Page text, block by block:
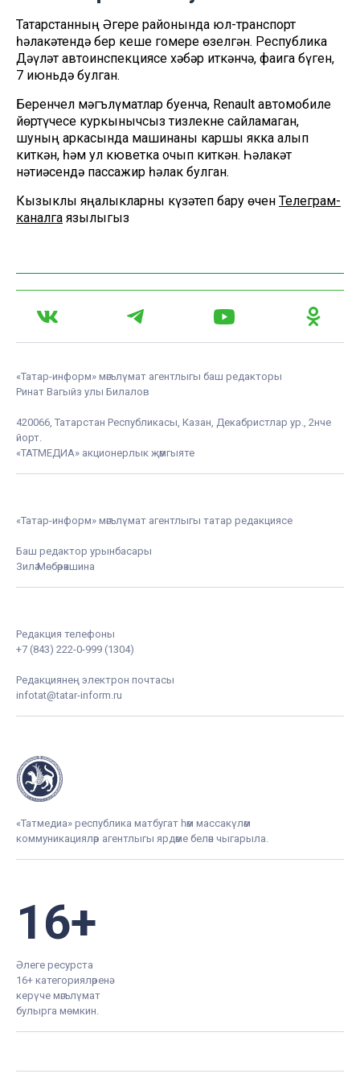
Татарстанның Әгерҗе районында юл-транспорт
һәлакәтендә бер кеше гомере өзелгән. Республика
Дәүләт автоинспекциясе хәбәр иткәнчә, фаҗига бүген,
7 июньдә булган.
Беренчел мәгълүматлар буенча, Renault автомобиле
йөртүчесе куркынычсыз тизлекне сайламаган,
шуның аркасында машинаны каршы якка алып
киткән, һәм ул кюветка очып киткән. Һәлакәт
нәтиҗәсендә пассажир һәлак булган.
Кызыклы яңалыкларны күзәтеп бару өчен Телеграм-
каналга язылыгыз
«Татар-информ» мәгълүмат агентлыгы баш редакторы
Ринат Вагыйз улы Билалов
420066, Татарстан Республикасы, Казан, Декабристлар ур., 2нче
йорт.
«ТАТМЕДИА» акционерлык җәмгыяте
«Татар-информ» мәгълүмат агентлыгы татар редакциясе
Баш редактор урынбасары
Зилә Мөбәрәкшина
Редакция телефоны
+7 (843) 222-0-999 (1304)
Редакциянең электрон почтасы
infotat@tatar-inform.ru
«Татмедиа» республика матбугат һәм массакүләм
коммуникацияләр агентлыгы ярдәме белән чыгарыла.
16+
Әлеге ресурста
16+ категорияләренә
керүче мәгълүмат
булырга мөмкин.